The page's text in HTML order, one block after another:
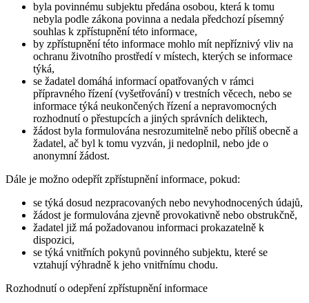
byla povinnému subjektu předána osobou, která k tomu
nebyla podle zákona povinna a nedala předchozí písemný
souhlas k zpřístupnění této informace,
by zpřístupnění této informace mohlo mít nepříznivý vliv na
ochranu životního prostředí v místech, kterých se informace
týká,
se žadatel domáhá informací opatřovaných v rámci
přípravného řízení (vyšetřování) v trestních věcech, nebo se
informace týká neukončených řízení a nepravomocných
rozhodnutí o přestupcích a jiných správních deliktech,
žádost byla formulována nesrozumitelně nebo příliš obecně a
žadatel, ač byl k tomu vyzván, ji nedoplnil, nebo jde o
anonymní žádost.
Dále je možno odepřít zpřístupnění informace, pokud:
se týká dosud nezpracovaných nebo nevyhodnocených údajů,
žádost je formulována zjevně provokativně nebo obstrukčně,
žadatel již má požadovanou informaci prokazatelně k
dispozici,
se týká vnitřních pokynů povinného subjektu, které se
vztahují výhradně k jeho vnitřnímu chodu.
Rozhodnutí o odepření zpřístupnění informace